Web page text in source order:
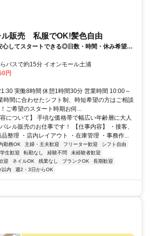
ル販売 私服でOK!髪色自由
心してスタートできる◎日数・時間・休み希望な
バスで約15分 イオンモール土浦
円
実働8時間 休憩1時間30分 営業時間 10:00～
間に合わせたシフト制、時短希望の方はご相談
ご希望のスタート時期お伺...
について】 手頃な価格帯で幅広い年齢層に大人
レル販売のお仕事です！ 【仕事内容】 ・接客、
整理 ・店内レイアウト ・在庫管理 ・事務作...
勤務OK 主婦・主夫歓迎 フリーター歓迎
シフト自由
学生歓迎 転勤なし 経験不問
未経験者歓迎
迎 ネイルOK 残業なし ブランクOK
長期歓迎
以内 週2・3日からOK